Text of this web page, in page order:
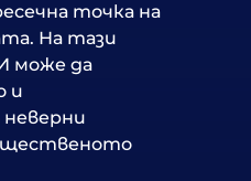
точка на
На тази
може да
и